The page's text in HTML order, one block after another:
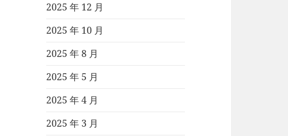
2025 年 12 月
2025 年 10 月
2025 年 8 月
2025 年 5 月
2025 年 4 月
2025 年 3 月